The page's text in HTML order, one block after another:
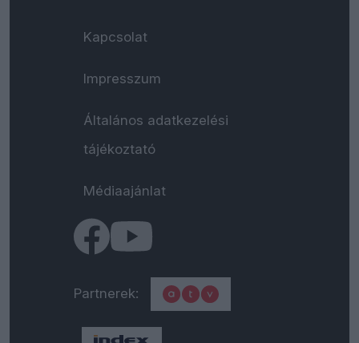
Kapcsolat
Impresszum
Általános adatkezelési
tájékoztató
Médiaajánlat
Partnerek: